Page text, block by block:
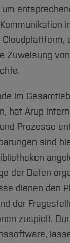
Zuweisung
im
hat Arup
Prozesse
sind
der Daten
dienen den
der
zuspielt.